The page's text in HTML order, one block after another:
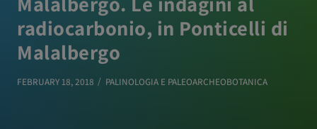
radiocarbonio, in Ponticelli di
Malalbergo
FEBRUARY 18, 2018 PALINOLOGIA E PALEOARCHEOBOTANICA